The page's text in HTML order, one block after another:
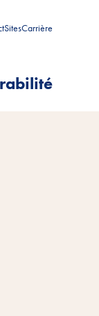
SitesCarrière